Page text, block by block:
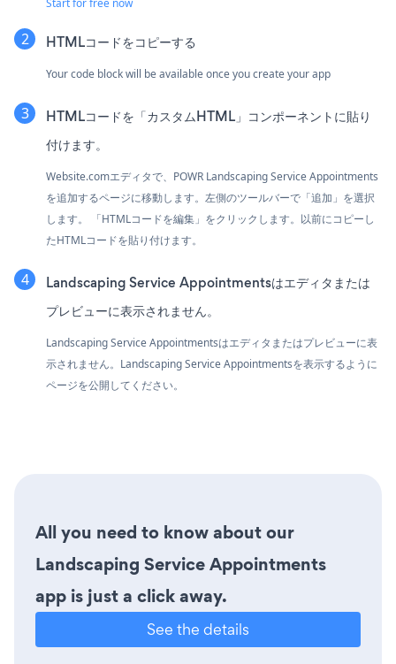
HTMLコードをコピーする
Your code block will be available once you create your app
HTMLコードを「カスタムHTML」コンポーネントに貼り
付けます。
Website.comエディタで、POWR Landscaping Service Appointments
を追加するページに移動します。左側のツールバーで「追加」を選択
します。 「HTMLコードを編集」をクリックします。以前にコピーし
たHTMLコードを貼り付けます。
Landscaping Service Appointmentsはエディタまたは
プレビューに表示されません。
Landscaping Service Appointmentsはエディタまたはプレビューに表
示されません。Landscaping Service Appointmentsを表示するように
ページを公開してください。
All you need to know about our
Landscaping Service Appointments
app is just a click away.
See the details